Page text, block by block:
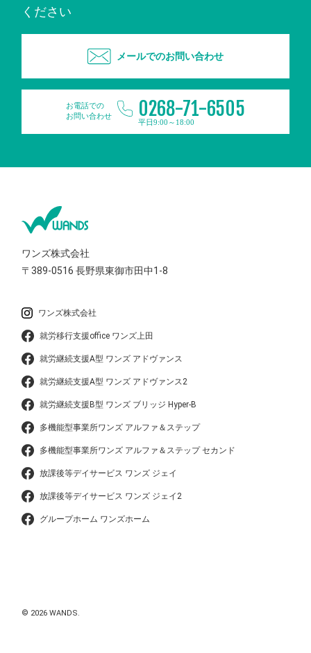
ください
メールでのお問い合わせ
お電話での
お問い合わせ
0268-71-6505
平日9:00～18:00
ワンズ株式会社
〒389-0516長野県東御市田中1-8
ワンズ株式会社
就労移行支援office ワンズ上田
就労継続支援A型 ワンズ アドヴァンス
就労継続支援A型 ワンズ アドヴァンス2
就労継続支援B型 ワンズ ブリッジ Hyper-B
多機能型事業所ワンズ アルファ＆ステップ
多機能型事業所ワンズ アルファ＆ステップ セカンド
放課後等デイサービス ワンズ ジェイ
放課後等デイサービス ワンズ ジェイ2
グループホーム ワンズホーム
© 2026 WANDS.